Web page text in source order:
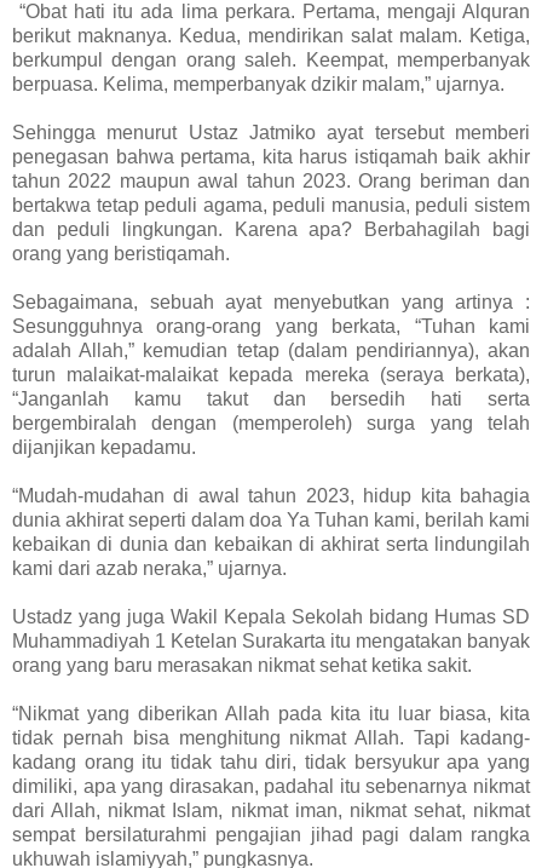
“Obat hati itu ada lima perkara. Pertama, mengaji Alquran
berikut maknanya. Kedua, mendirikan salat malam. Ketiga,
berkumpul dengan orang saleh. Keempat, memperbanyak
berpuasa. Kelima, memperbanyak dzikir malam,” ujarnya.
Sehingga menurut Ustaz Jatmiko ayat tersebut memberi
penegasan bahwa pertama, kita harus istiqamah baik akhir
tahun 2022 maupun awal tahun 2023. Orang beriman dan
bertakwa tetap peduli agama, peduli manusia, peduli sistem
dan peduli lingkungan. Karena apa? Berbahagilah bagi
orang yang beristiqamah.
Sebagaimana, sebuah ayat menyebutkan yang artinya :
Sesungguhnya orang-orang yang berkata, “Tuhan kami
adalah Allah,” kemudian tetap (dalam pendiriannya), akan
turun malaikat-malaikat kepada mereka (seraya berkata),
“Janganlah kamu takut dan bersedih hati serta
bergembiralah dengan (memperoleh) surga yang telah
dijanjikan kepadamu.
“Mudah-mudahan di awal tahun 2023, hidup kita bahagia
dunia akhirat seperti dalam doa Ya Tuhan kami, berilah kami
kebaikan di dunia dan kebaikan di akhirat serta lindungilah
kami dari azab neraka,” ujarnya.
Ustadz yang juga Wakil Kepala Sekolah bidang Humas SD
Muhammadiyah 1 Ketelan Surakarta itu mengatakan banyak
orang yang baru merasakan nikmat sehat ketika sakit.
“Nikmat yang diberikan Allah pada kita itu luar biasa, kita
tidak pernah bisa menghitung nikmat Allah. Tapi kadang-
kadang orang itu tidak tahu diri, tidak bersyukur apa yang
dimiliki, apa yang dirasakan, padahal itu sebenarnya nikmat
dari Allah, nikmat Islam, nikmat iman, nikmat sehat, nikmat
sempat bersilaturahmi pengajian jihad pagi dalam rangka
ukhuwah islamiyyah,” pungkasnya.